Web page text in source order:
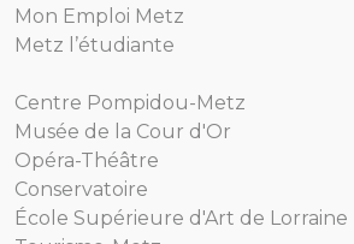
Mon Emploi Metz
Metz l’étudiante
Centre Pompidou-Metz
Musée de la Cour d'Or
Opéra-Théâtre
Conservatoire
École Supérieure d'Art de Lorraine